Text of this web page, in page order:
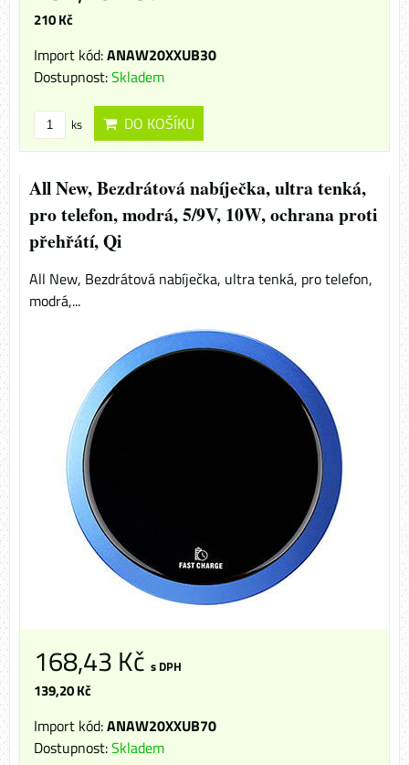
210 Kč
Import kód:ANAW20XXUB30
Dostupnost:Skladem
ks DO KOŠÍKU
All New, Bezdrátová nabíječka, ultra tenká,
pro telefon, modrá, 5/9V, 10W, ochrana proti
přehřátí, Qi
All New, Bezdrátová nabíječka, ultra tenká, pro telefon,
modrá,...
168,43 Kč s DPH
139,20 Kč
Import kód:ANAW20XXUB70
Dostupnost:Skladem